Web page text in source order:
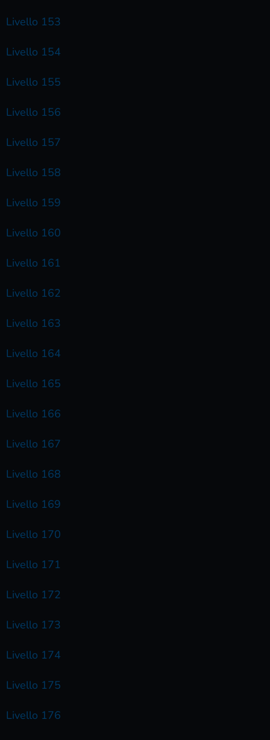
Livello 153
Livello 154
Livello 155
Livello 156
Livello 157
Livello 158
Livello 159
Livello 160
Livello 161
Livello 162
Livello 163
Livello 164
Livello 165
Livello 166
Livello 167
Livello 168
Livello 169
Livello 170
Livello 171
Livello 172
Livello 173
Livello 174
Livello 175
Livello 176